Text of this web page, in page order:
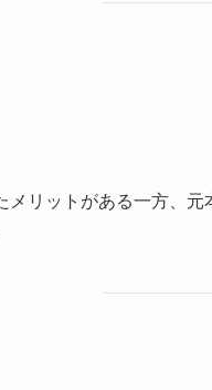
メリットがある一方、